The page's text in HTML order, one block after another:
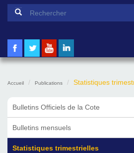
Formulaire de
Accueil Publications Statistiques
Bulletins Officiels de la Cote
Bulletins mensuels
Statistiques trimestrielles